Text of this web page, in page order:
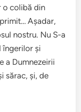
o colibă din
Aşadar,
nostru. Nu S-a
îngerilor şi
a Dumnezeirii
sărac, şi, de